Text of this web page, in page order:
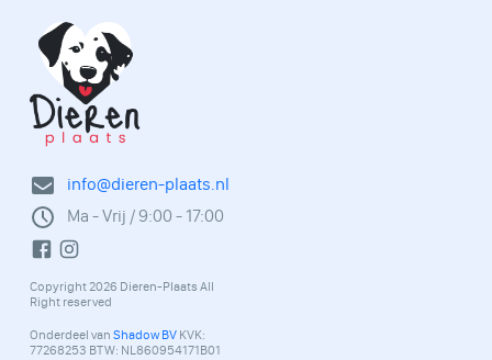
info@dieren-plaats.nl
Ma - Vrij / 9:00 - 17:00
Copyright 2026 Dieren-Plaats All
Right reserved
Onderdeel van Shadow BV KVK:
77268253 BTW: NL860954171B01